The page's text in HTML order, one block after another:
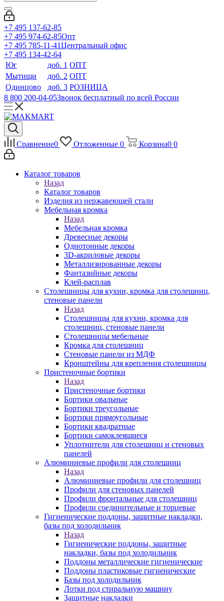
+7 495 137-62-85
+7 495 974-62-85Опт
+7 495 785-11-41Центральный офис
+7 495 134-42-64
Юг
доб. 1 ОПТ
Мытищи
доб. 2 ОПТ
Одинцово
доб. 3 РОЗНИЦА
8 800 200-04-05Звонок бесплатный по всей России
Сравнение0 Отложенные 0 Корзина0 0
Каталог товаров
Назад
Каталог товаров
Изделия из нержавеющей стали
Мебельная кромка
Назад
Мебельная кромка
Древесные декоры
Однотонные декоры
3D-акриловые декоры
Металлизированные декоры
Фантазийные декоры
Клей-расплав
Столешницы для кухни, кромка для столешниц,
стеновые панели
Назад
Столешницы для кухни, кромка для
столешниц, стеновые панели
Столешницы мебельные
Кромка для столешниц
Стеновые панели из МДФ
Кронштейны для крепления столешницы
Пристеночные бортики
Назад
Пристеночные бортики
Бортики овальные
Бортики треугольные
Бортики прямоугольные
Бортики квадратные
Бортики самоклеящиеся
Уплотнители для столешниц и стеновых
панелей
Алюминиевые профили для столешниц
Назад
Алюминиевые профили для столешниц
Профили для стеновых панелей
Профили фронтальные для столешниц
Профили соединительные и торцевые
Гигиенические поддоны, защитные накладки,
базы под холодильник
Назад
Гигиенические поддоны, защитные
накладки, базы под холодильник
Поддоны металлические гигиенические
Поддоны пластиковые гигиенические
Базы под холодильник
Лотки под стиральную машину
Защитные накладки